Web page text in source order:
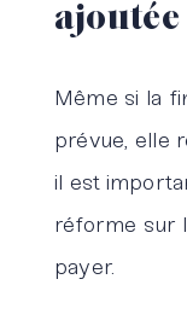
ajoutée
Même si la
prévue, elle
il est
réforme sur
payer.